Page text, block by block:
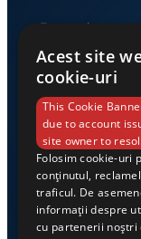
Economie
Link-
Despre noi
Casa de editură
Acest site
cookie-uri
This Cookie
due to account
site owner to
Folosim cookie-uri
conținutul,
traficul. De
informații despre
cu partenerii noștri